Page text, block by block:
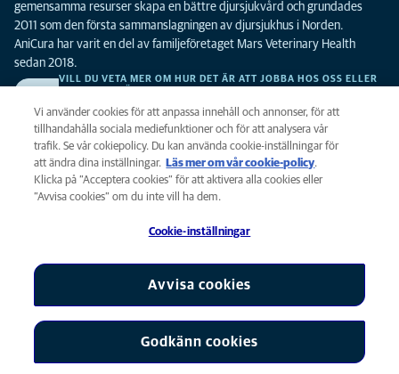
gemensamma resurser skapa en bättre djursjukvård och grundades
2011 som den första sammanslagningen av djursjukhus i Norden.
AniCura har varit en del av familjeföretaget Mars Veterinary Health
sedan 2018.
VILL DU VETA MER OM HUR DET ÄR ATT JOBBA HOS OSS ELLER
Integritet
Legalt
AniCura är ett dotterbolag till Mars, Inc © 2026
Cookie-inställningar
Vi använder cookies för att anpassa innehåll och annonser, för att
tillhandahålla sociala mediefunktioner och för att analysera vår
trafik. Se vår cokiepolicy. Du kan använda cookie-inställningar för
att ändra dina inställningar.
Läs mer om vår cookie-policy(opens in a
new tab)
.
Klicka på ”Acceptera cookies” för att aktivera alla cookies eller
”Avvisa cookies” om du inte vill ha dem.
Cookie-inställningar
Avvisa cookies
Godkänn cookies